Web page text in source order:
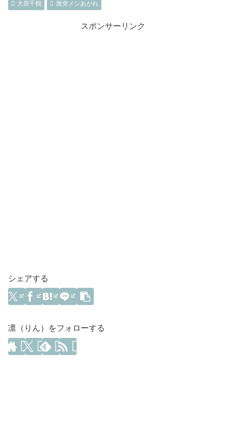
大原千鶴 激突メシあがれ
スポンサーリンク
シェアする
凛（りん）をフォローする